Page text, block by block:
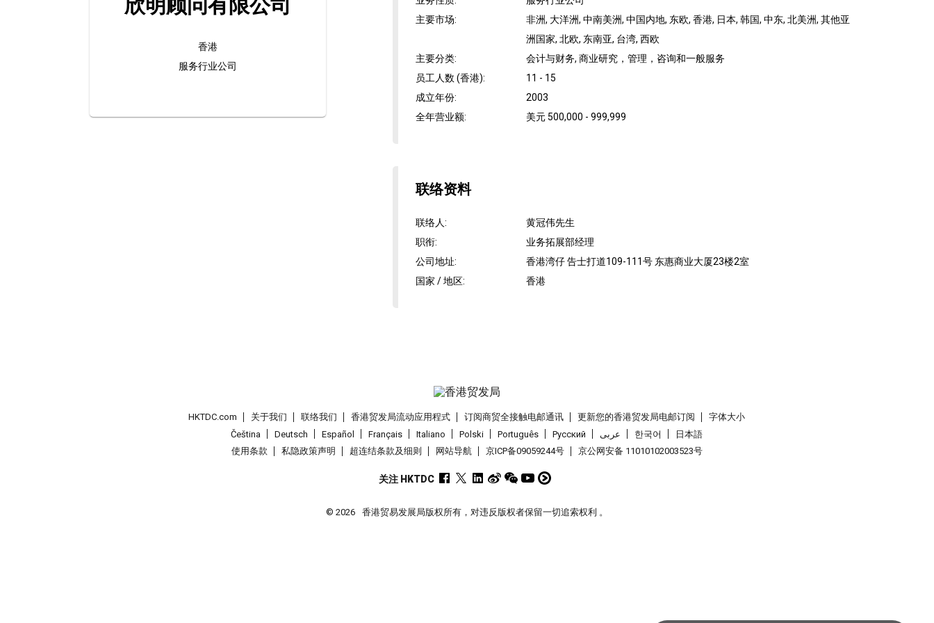
欣明顾问有限公司
香港
服务行业公司
主要市场:
非洲, 大洋洲, 中南美洲, 中国内地, 东欧, 香港, 日本, 韩国, 中东, 北美洲, 其他亚
洲国家, 北欧, 东南亚, 台湾, 西欧
主要分类:
会计与财务, 商业研究，管理，咨询和一般服务
员工人数 (香港):
11 - 15
成立年份:
2003
全年营业额: 美元 500,000 - 999,999
联络资料
联络人:
黄冠伟先生
职衔:
业务拓展部经理
公司地址:
香港湾仔 告士打道109-111号 东惠商业大厦23楼2室
国家 / 地区: 香港
HKTDC.com 关于我们 联络我们 香港贸发局流动应用程式 订阅商贸全接触电邮通讯 更新您的香港贸发局电邮订阅
字体大小
Čeština
Deutsch Español Français Italiano Polski Português Pусский عربى 한국어
日本語
使用条款
私隐政策声明 超连结条款及细则 网站导航 京ICP备09059244号 京公网安备 11010102003523号
关注 HKTDC
© 2026 香港贸易发展局版权所有，对违反版权者保留一切追索权利 。